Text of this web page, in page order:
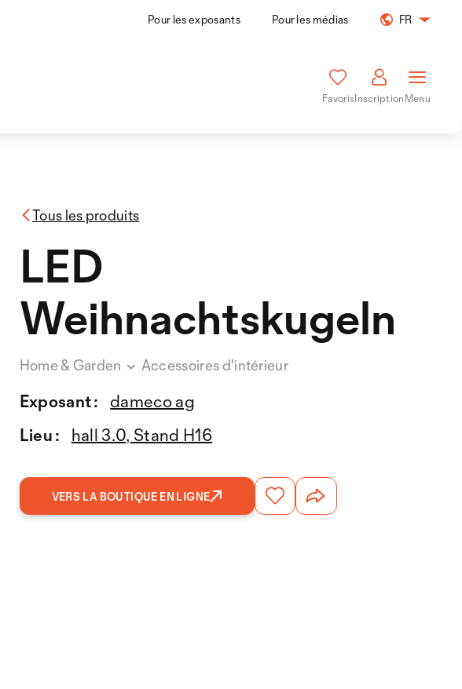
Pour les exposants Pour les médias FR
FavorisInscriptionMenu
Tous les produits
LED
Weihnachtskugeln
Home & Garden Accessoires d'intérieur
Exposant :
dameco ag
Lieu :
hall 3.0, Stand H16
VERS LA BOUTIQUE EN LIGNE